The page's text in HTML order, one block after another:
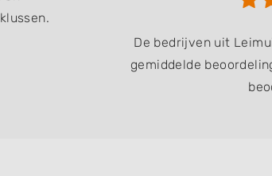
De bedrijven uit
gemiddelde